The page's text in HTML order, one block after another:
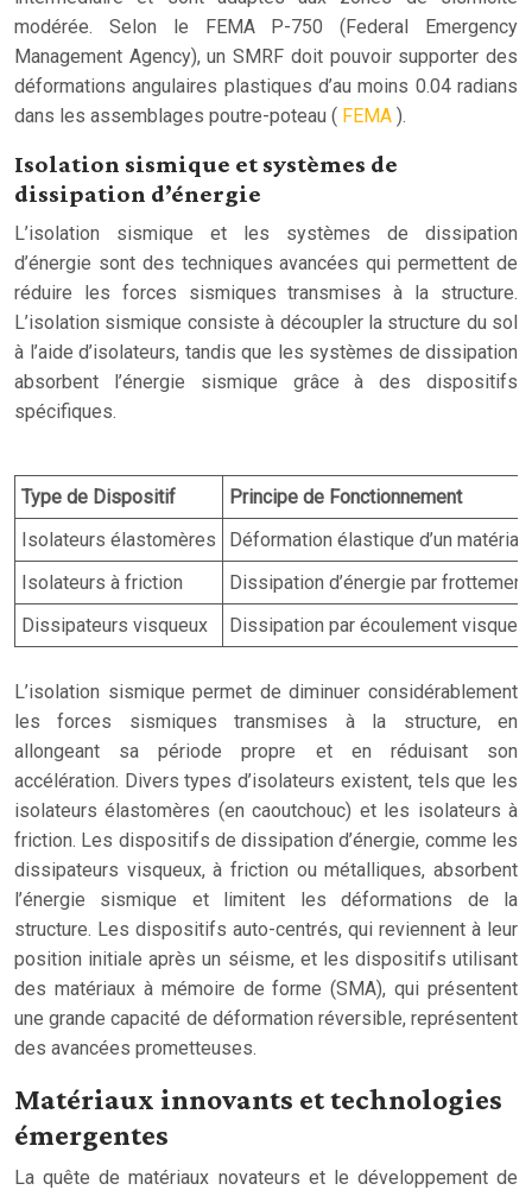
modérée. Selon le FEMA P-750 (Federal Emergency
Management Agency), un SMRF doit pouvoir supporter des
déformations angulaires plastiques d’au moins 0.04 radians
dans les assemblages poutre-poteau ( FEMA ).
Isolation sismique et systèmes de
dissipation d’énergie
L’isolation sismique et les systèmes de dissipation
d’énergie sont des techniques avancées qui permettent de
réduire les forces sismiques transmises à la structure.
L’isolation sismique consiste à découpler la structure du sol
à l’aide d’isolateurs, tandis que les systèmes de dissipation
absorbent l’énergie sismique grâce à des dispositifs
spécifiques.
Type de Dispositif
Principe de Fonctionnement
Isolateurs élastomères
Déformation élastique d’un
Isolateurs à friction
Dissipation d’énergie par frottement
Dissipateurs visqueux
Dissipation par écoulement
L’isolation sismique permet de diminuer considérablement
les forces sismiques transmises à la structure, en
allongeant sa période propre et en réduisant son
accélération. Divers types d’isolateurs existent, tels que les
isolateurs élastomères (en caoutchouc) et les isolateurs à
friction. Les dispositifs de dissipation d’énergie, comme les
dissipateurs visqueux, à friction ou métalliques, absorbent
l’énergie sismique et limitent les déformations de la
structure. Les dispositifs auto-centrés, qui reviennent à leur
position initiale après un séisme, et les dispositifs utilisant
des matériaux à mémoire de forme (SMA), qui présentent
une grande capacité de déformation réversible, représentent
des avancées prometteuses.
Matériaux innovants et technologies
émergentes
La quête de matériaux novateurs et le développement de